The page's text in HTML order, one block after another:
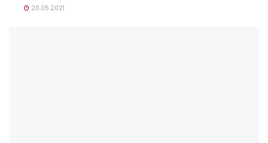
20.05.2021